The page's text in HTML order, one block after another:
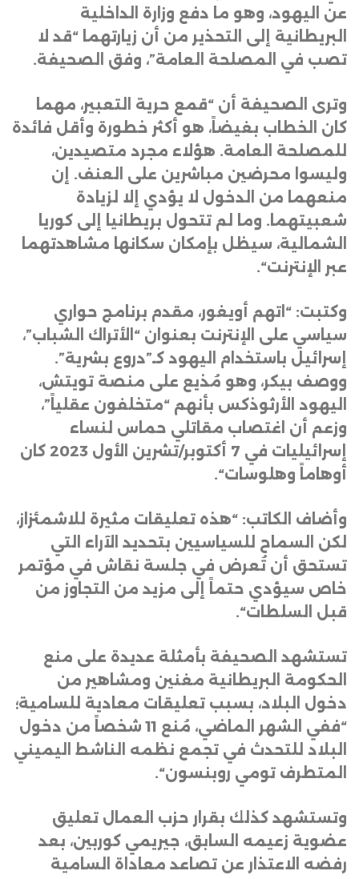
عن اليهود، وهو ما دفع وزارة الداخلية
البريطانية إلى التحذير من أن زيارتهما “قد لا
تصب في المصلحة العامة”، وفق الصحيفة.
وترى الصحيفة أن “قمع حرية التعبير، مهما
كان الخطاب بغيضاً، هو أكثر خطورة وأقل فائدة
للمصلحة العامة. هؤلاء مجرد متصيدين،
وليسوا محرضين مباشرين على العنف. إن
منعهما من الدخول لا يؤدي إلا لزيادة
شعبيتهما. وما لم تتحول بريطانيا إلى كوريا
الشمالية، سيظل بإمكان سكانها مشاهدتهما
عبر الإنترنت“.
وكتبت: “اتهم أويغور، مقدم برنامج حواري
سياسي على الإنترنت بعنوان “الأتراك الشباب”،
إسرائيل باستخدام اليهود كـ”دروع بشرية”.
ووصف بيكر، وهو مُذيع على منصة تويتش،
اليهود الأرثوذكس بأنهم “متخلفون عقلياً”،
وزعم أن اغتصاب مقاتلي حماس لنساء
إسرائيليات في 7 أكتوبر/تشرين الأول 2023 كان
أوهاماً وهلوسات“.
وأضاف الكاتب: “هذه تعليقات مثيرة للاشمئزاز،
لكن السماح للسياسيين بتحديد الآراء التي
تستحق أن تُعرض في جلسة نقاش في مؤتمر
خاص سيؤدي حتماً إلى مزيد من التجاوز من
قبل السلطات“.
تستشهد الصحيفة بأمثلة عديدة على منع
الحكومة البريطانية مغنين ومشاهير من
دخول البلاد، بسبب تعليقات معادية للسامية؛
“ففي الشهر الماضي، مُنع 11 شخصاً من دخول
البلاد للتحدث في تجمع نظمه الناشط اليميني
المتطرف تومي روبنسون“.
وتستشهد كذلك بقرار حزب العمال تعليق
عضوية زعيمه السابق، جيريمي كوربين، بعد
رفضه الاعتذار عن تصاعد معاداة السامية